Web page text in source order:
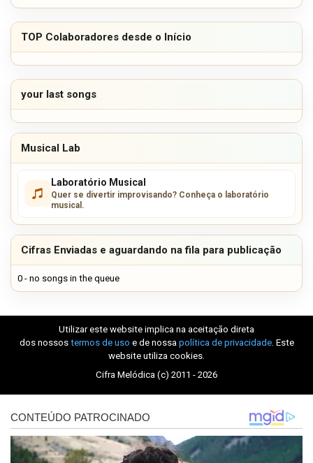
TOP Colaboradores desde o Início
your last songs
Musical Lab
Laboratório Musical
Quer se divertir improvisando? Conheça o laboratório
musical.
Cifras Enviadas e aguardando na fila para publicação
0 - no songs in the queue
Utilizar este website implica na aceitação direta
dos nossos termos de uso e de nossa política de privacidade. Este
website utiliza cookies.
Cifra Melódica (c) 2011 - 2026